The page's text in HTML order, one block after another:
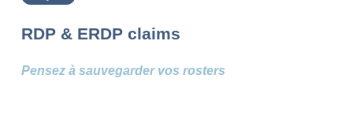
RDP & ERDP claims
Pensez à sauvegarder vos rosters